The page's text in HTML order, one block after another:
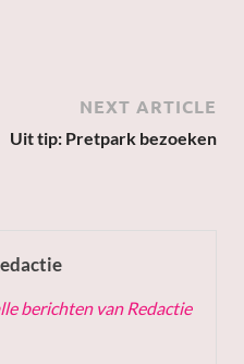
NEXT ARTICLE
Uit tip: Pretpark bezoeken
berichten van Redactie